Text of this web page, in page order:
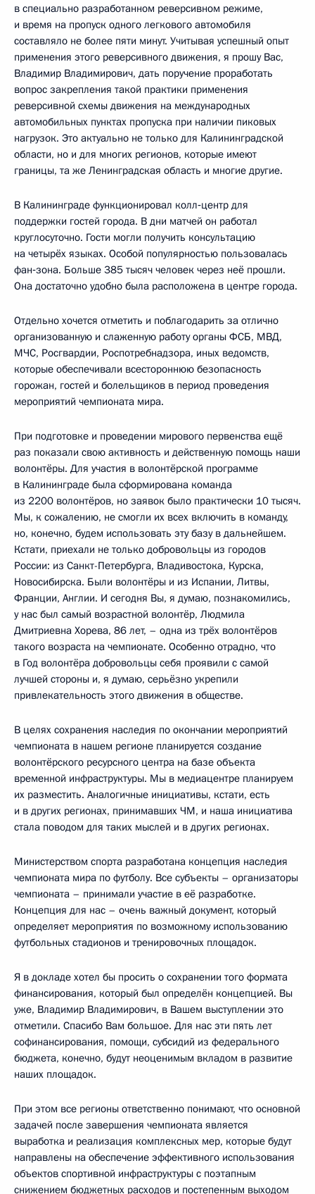
в специально разработанном реверсивном режиме,
и время на пропуск одного легкового автомобиля
составляло не более пяти минут. Учитывая успешный опыт
применения этого реверсивного движения, я прошу Вас,
Владимир Владимирович, дать поручение проработать
вопрос закрепления такой практики применения
реверсивной схемы движения на международных
автомобильных пунктах пропуска при наличии пиковых
нагрузок. Это актуально не только для Калининградской
области, но и для многих регионов, которые имеют
границы, та же Ленинградская область и многие другие.
В Калининграде функционировал колл‑центр для
поддержки гостей города. В дни матчей он работал
круглосуточно. Гости могли получить консультацию
на четырёх языках. Особой популярностью пользовалась
фан‑зона. Больше 385 тысяч человек через неё прошли.
Она достаточно удобно была расположена в центре города.
Отдельно хочется отметить и поблагодарить за отлично
организованную и слаженную работу органы ФСБ, МВД,
МЧС, Росгвардии, Роспотребнадзора, иных ведомств,
которые обеспечивали всестороннюю безопасность
горожан, гостей и болельщиков в период проведения
мероприятий чемпионата мира.
При подготовке и проведении мирового первенства ещё
раз показали свою активность и действенную помощь наши
волонтёры. Для участия в волонтёрской программе
в Калининграде была сформирована команда
из 2200 волонтёров, но заявок было практически 10 тысяч.
Мы, к сожалению, не смогли их всех включить в команду,
но, конечно, будем использовать эту базу в дальнейшем.
Кстати, приехали не только добровольцы из городов
России: из Санкт-Петербурга, Владивостока, Курска,
Новосибирска. Были волонтёры и из Испании, Литвы,
Франции, Англии. И сегодня Вы, я думаю, познакомились,
у нас был самый возрастной волонтёр, Людмила
Дмитриевна Хорева, 86 лет, – одна из трёх волонтёров
такого возраста на чемпионате. Особенно отрадно, что
в Год волонтёра добровольцы себя проявили с самой
лучшей стороны и, я думаю, серьёзно укрепили
привлекательность этого движения в обществе.
В целях сохранения наследия по окончании мероприятий
чемпионата в нашем регионе планируется создание
волонтёрского ресурсного центра на базе объекта
временной инфраструктуры. Мы в медиацентре планируем
их разместить. Аналогичные инициативы, кстати, есть
и в других регионах, принимавших ЧМ, и наша инициатива
стала поводом для таких мыслей и в других регионах.
Министерством спорта разработана концепция наследия
чемпионата мира по футболу. Все субъекты – организаторы
чемпионата – принимали участие в её разработке.
Концепция для нас – очень важный документ, который
определяет мероприятия по возможному использованию
футбольных стадионов и тренировочных площадок.
Я в докладе хотел бы просить о сохранении того формата
финансирования, который был определён концепцией. Вы
уже, Владимир Владимирович, в Вашем выступлении это
отметили. Спасибо Вам большое. Для нас эти пять лет
софинансирования, помощи, субсидий из федерального
бюджета, конечно, будут неоценимым вкладом в развитие
наших площадок.
При этом все регионы ответственно понимают, что основной
задачей после завершения чемпионата является
выработка и реализация комплексных мер, которые будут
направлены на обеспечение эффективного использования
объектов спортивной инфраструктуры с поэтапным
снижением бюджетных расходов и постепенным выходом